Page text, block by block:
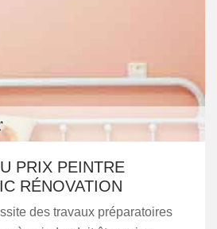
PRIX PEINTRE
RÉNOVATION
des travaux préparatoires